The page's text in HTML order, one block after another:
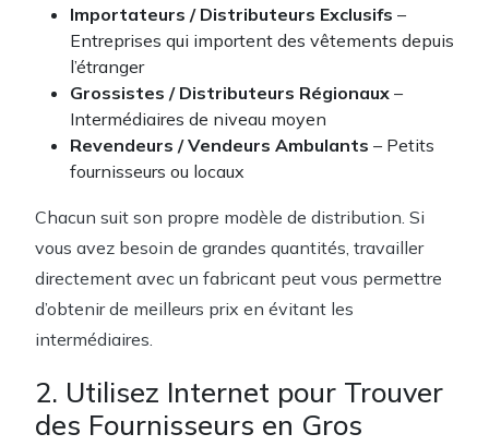
Importateurs / Distributeurs Exclusifs –
Entreprises qui importent des vêtements depuis
l’étranger
Grossistes / Distributeurs Régionaux –
Intermédiaires de niveau moyen
Revendeurs / Vendeurs Ambulants – Petits
fournisseurs ou locaux
Chacun suit son propre modèle de distribution. Si
vous avez besoin de grandes quantités, travailler
directement avec un fabricant peut vous permettre
d’obtenir de meilleurs prix en évitant les
intermédiaires.
2. Utilisez Internet pour Trouver
des Fournisseurs en Gros